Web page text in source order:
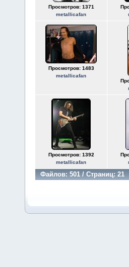
Просмотров: 1371
metallicafan
Просмотров: 1483
metallicafan
Просмотров: 1392
metallicafan
Файлов: 501 / Страниц: 21